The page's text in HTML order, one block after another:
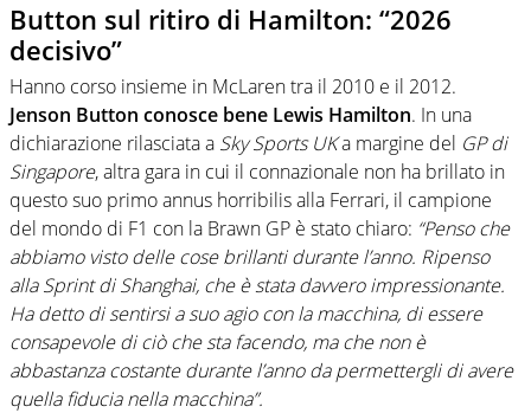
Button sul ritiro di Hamilton: “2026
decisivo”
Hanno corso insieme in McLaren tra il 2010 e il 2012.
Jenson Button conosce bene Lewis Hamilton. In una
dichiarazione rilasciata a Sky Sports UKa margine del GP di
Singapore, altra gara in cui il connazionale non ha brillato in
questo suo primo annus horribilis alla Ferrari, il campione
del mondo di F1 con la Brawn GP è stato chiaro: “Penso che
abbiamo visto delle cose brillanti durante l’anno. Ripenso
alla Sprint di Shanghai, che è stata davvero impressionante.
Ha detto di sentirsi a suo agio con la macchina, di essere
consapevole di ciò che sta facendo, ma che non è
abbastanza costante durante l’anno da permettergli di avere
quella fiducia nella macchina”.